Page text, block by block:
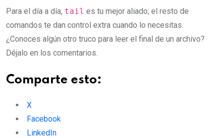
Para el día a día, tail es tu mejor aliado; el resto de
comandos te dan control extra cuando lo necesitas.
¿Conoces algún otro truco para leer el final de un archivo?
Déjalo en los comentarios.
Comparte esto:
X
Facebook
LinkedIn